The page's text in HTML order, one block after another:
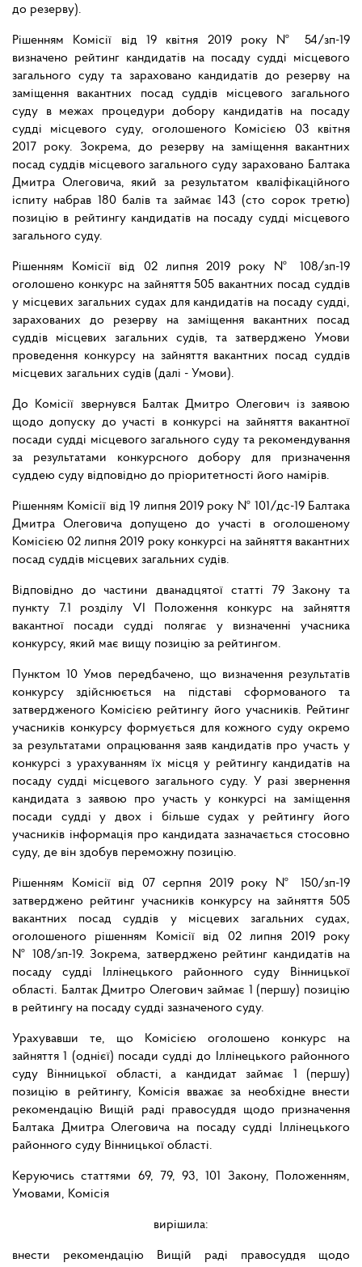
до резерву).
Рішенням Комісії від 19 квітня 2019 року № 54/зп-19
визначено рейтинг кандидатів на посаду судді місцевого
загального суду та зараховано кандидатів до резерву на
заміщення вакантних посад суддів місцевого загального
суду в межах процедури добору кандидатів на посаду
судді місцевого суду, оголошеного Комісією 03 квітня
2017 року. Зокрема, до резерву на заміщення вакантних
посад суддів місцевого загального суду зараховано Балтака
Дмитра Олеговича, який за результатом кваліфікаційного
іспиту набрав 180 балів та займає 143 (сто сорок третю)
позицію в рейтингу кандидатів на посаду судді місцевого
загального суду.
Рішенням Комісії від 02 липня 2019 року № 108/зп-19
оголошено конкурс на зайняття 505 вакантних посад суддів
у місцевих загальних судах для кандидатів на посаду судді,
зарахованих до резерву на заміщення вакантних посад
суддів місцевих загальних судів, та затверджено Умови
проведення конкурсу на зайняття вакантних посад суддів
місцевих загальних судів (далі - Умови).
До Комісії звернувся Балтак Дмитро Олегович із заявою
щодо допуску до участі в конкурсі на зайняття вакантної
посади судді місцевого загального суду та рекомендування
за результатами конкурсного добору для призначення
суддею суду відповідно до пріоритетності його намірів.
Рішенням Комісії від 19 липня 2019 року № 101/дс-19 Балтака
Дмитра Олеговича допущено до участі в оголошеному
Комісією 02 липня 2019 року конкурсі на зайняття вакантних
посад суддів місцевих загальних судів.
Відповідно до частини дванадцятої статті 79 Закону та
пункту 7.1 розділу VI Положення конкурс на зайняття
вакантної посади судді полягає у визначенні учасника
конкурсу, який має вищу позицію за рейтингом.
Пунктом 10 Умов передбачено, що визначення результатів
конкурсу здійснюється на підставі сформованого та
затвердженого Комісією рейтингу його учасників. Рейтинг
учасників конкурсу формується для кожного суду окремо
за результатами опрацювання заяв кандидатів про участь у
конкурсі з урахуванням їх місця у рейтингу кандидатів на
посаду судді місцевого загального суду. У разі звернення
кандидата з заявою про участь у конкурсі на заміщення
посади судді у двох і більше судах у рейтингу його
учасників інформація про кандидата зазначається стосовно
суду, де він здобув переможну позицію.
Рішенням Комісії від 07 серпня 2019 року № 150/зп-19
затверджено рейтинг учасників конкурсу на зайняття 505
вакантних посад суддів у місцевих загальних судах,
оголошеного рішенням Комісії від 02 липня 2019 року
№ 108/зп-19. Зокрема, затверджено рейтинг кандидатів на
посаду судді Іллінецького районного суду Вінницької
області. Балтак Дмитро Олегович займає 1 (першу) позицію
в рейтингу на посаду судді зазначеного суду.
Урахувавши те, що Комісією оголошено конкурс на
зайняття 1 (однієї) посади судді до Іллінецького районного
суду Вінницької області, а кандидат займає 1 (першу)
позицію в рейтингу, Комісія вважає за необхідне внести
рекомендацію Вищій раді правосуддя щодо призначення
Балтака Дмитра Олеговича на посаду судді Іллінецького
районного суду Вінницької області.
Керуючись статтями 69, 79, 93, 101 Закону, Положенням,
Умовами, Комісія
вирішила:
внести рекомендацію Вищій раді правосуддя щодо